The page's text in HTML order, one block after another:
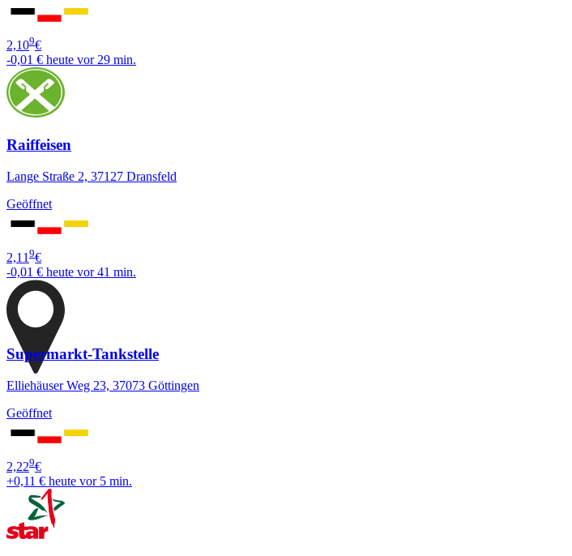
2,109€
-0,01 € heute vor 29 min.
Raiffeisen
Lange Straße 2, 37127 Dransfeld
Geöffnet
2,11 9€
-0,01 € heute vor 41 min.
Supermarkt-Tankstelle
Elliehäuser Weg 23, 37073 Göttingen
Geöffnet
2,229€
+0,11 € heute vor 5 min.